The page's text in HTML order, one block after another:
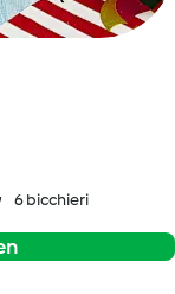
6 bicchieri